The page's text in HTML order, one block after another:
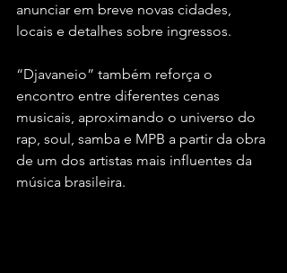
anunciar em breve novas cidades,
locais e detalhes sobre ingressos.
“Djavaneio” também reforça o
encontro entre diferentes cenas
musicais, aproximando o universo do
rap, soul, samba e MPB a partir da obra
de um dos artistas mais influentes da
música brasileira.